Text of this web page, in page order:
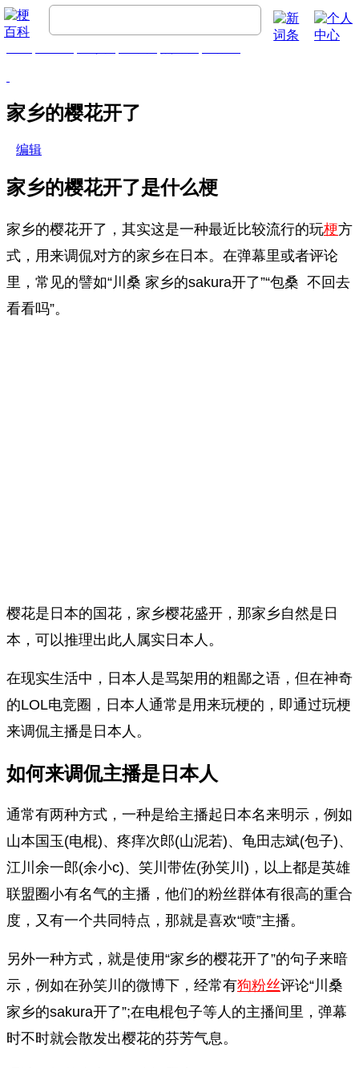
家乡的樱花开了
编辑
家乡的樱花开了是什么梗
家乡的樱花开了，其实这是一种最近比较流行的玩梗方
式，用来调侃对方的家乡在日本。在弹幕里或者评论
里，常见的譬如“川桑 家乡的sakura开了”“包桑 不回去
看看吗”。
樱花是日本的国花，家乡樱花盛开，那家乡自然是日
本，可以推理出此人属实日本人。
在现实生活中，日本人是骂架用的粗鄙之语，但在神奇
的LOL电竞圈，日本人通常是用来玩梗的，即通过玩梗
来调侃主播是日本人。
如何来调侃主播是日本人
通常有两种方式，一种是给主播起日本名来明示，例如
山本国玉(电棍)、疼痒次郎(山泥若)、龟田志斌(包子)、
江川余一郎(余小c)、笑川带佐(孙笑川)，以上都是英雄
联盟圈小有名气的主播，他们的粉丝群体有很高的重合
度，又有一个共同特点，那就是喜欢“喷”主播。
另外一种方式，就是使用“家乡的樱花开了”的句子来暗
示，例如在孙笑川的微博下，经常有狗粉丝评论“川桑
家乡的sakura开了”;在电棍包子等人的主播间里，弹幕
时不时就会散发出樱花的芬芳气息。